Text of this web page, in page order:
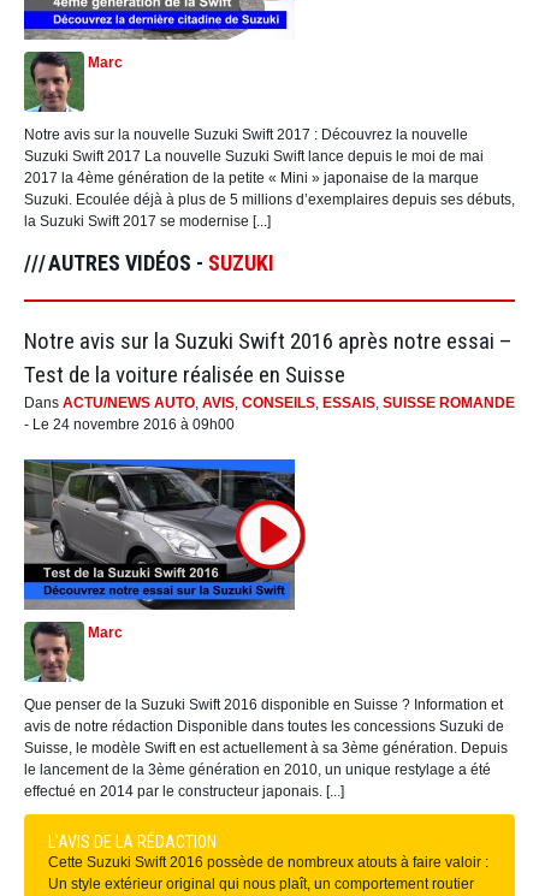
Marc
Notre avis sur la nouvelle Suzuki Swift 2017 : Découvrez la nouvelle
Suzuki Swift 2017 La nouvelle Suzuki Swift lance depuis le moi de mai
2017 la 4ème génération de la petite « Mini » japonaise de la marque
Suzuki. Ecoulée déjà à plus de 5 millions d’exemplaires depuis ses débuts,
la Suzuki Swift 2017 se modernise [...]
AUTRES VIDÉOS - SUZUKI
Notre avis sur la Suzuki Swift 2016 après notre essai –
Test de la voiture réalisée en Suisse
Dans ACTU/NEWS AUTO, AVIS, CONSEILS, ESSAIS, SUISSE ROMANDE
- Le 24 novembre 2016 à 09h00
Marc
Que penser de la Suzuki Swift 2016 disponible en Suisse ? Information et
avis de notre rédaction Disponible dans toutes les concessions Suzuki de
Suisse, le modèle Swift en est actuellement à sa 3ème génération. Depuis
le lancement de la 3ème génération en 2010, un unique restylage a été
effectué en 2014 par le constructeur japonais. [...]
L'AVIS DE LA RÉDACTION
Cette Suzuki Swift 2016 possède de nombreux atouts à faire valoir :
Un style extérieur original qui nous plaît, un comportement routier